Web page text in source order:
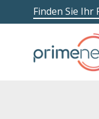
Finden Sie